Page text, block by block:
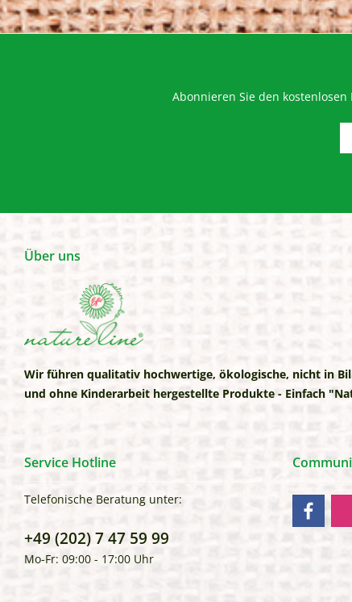
Abonnieren Sie den
Über uns
Wir führen qualitativ hochwertige, ökologische, nicht in
und ohne Kinderarbeit hergestellte Produkte - Einfach
Service Hotline
Telefonische Beratung unter:
+49 (202) 7 47 59 99
Mo-Fr: 09:00 - 17:00 Uhr